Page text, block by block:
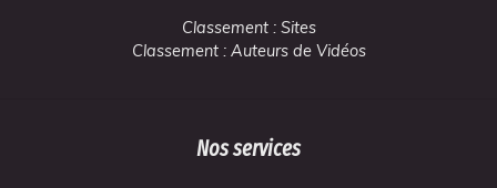
Classement : Sites
Classement : Auteurs de Vidéos
Nos services